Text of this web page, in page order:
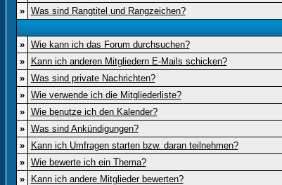
»
Was sind Rangtitel und Rangzeichen?
»
Wie kann ich das Forum durchsuchen?
»
Kann ich anderen Mitgliedern E-Mails schicken?
»
Was sind private Nachrichten?
»
Wie verwende ich die Mitgliederliste?
»
Wie benutze ich den Kalender?
»
Was sind Ankündigungen?
»
Kann ich Umfragen starten bzw. daran teilnehmen?
»
Wie bewerte ich ein Thema?
»
Kann ich andere Mitglieder bewerten?